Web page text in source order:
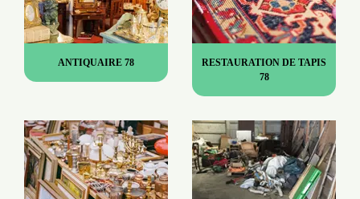
ANTIQUAIRE 78
RESTAURATION DE TAPIS
78